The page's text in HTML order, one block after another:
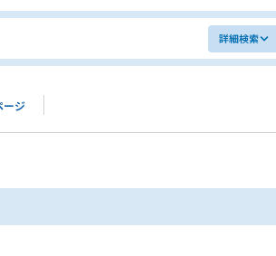
詳細検索
ージ